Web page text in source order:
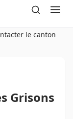
le canton
Grisons